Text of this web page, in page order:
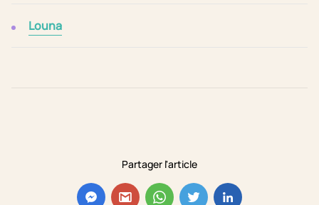
Partager l'article
Louna